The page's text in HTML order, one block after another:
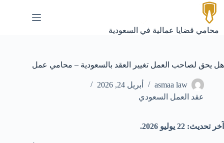
التجاوز
إلى
المحتوى
محامي قضايا عمالية في السعودية
هل يحق لصاحب العمل تغيير العقد بالسعودية – محامي عمل
asmaa law
أبريل 24, 2026
عقد العمل السعودي
آخر تحديث: 22 يوليو 2026.